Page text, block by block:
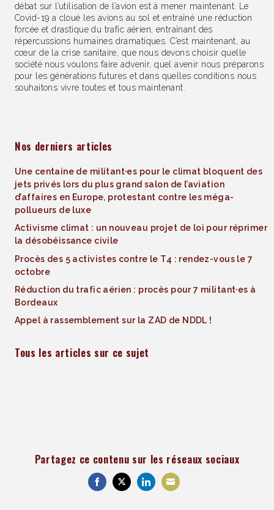
débat sur l’utilisation de l’avion est à mener maintenant. Le
Covid-19 a cloué les avions au sol et entraîné une réduction
forcée et drastique du trafic aérien, entraînant des
répercussions humaines dramatiques. C’est maintenant, au
cœur de la crise sanitaire, que nous devons choisir quelle
société nous voulons faire advenir, quel avenir nous préparons
pour les générations futures et dans quelles conditions nous
souhaitons vivre toutes et tous maintenant.
Nos derniers articles
Une centaine de militant·es pour le climat bloquent des
jets privés lors du plus grand salon de l’aviation
d’affaires en Europe, protestant contre les méga-
pollueurs de luxe
Activisme climat : un nouveau projet de loi pour réprimer
la désobéissance civile
Procès des 5 activistes contre le T4 : rendez-vous le 7
octobre
Réduction du trafic aérien : procès pour 7 militant·es à
Bordeaux
Appel à rassemblement sur la ZAD de NDDL !
Tous les articles sur ce sujet
Partagez ce contenu sur les réseaux sociaux